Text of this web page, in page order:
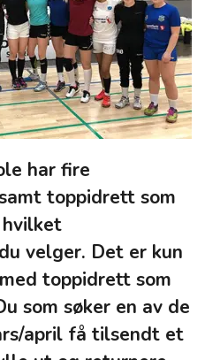
har fire
toppidrett som
hvilket
velger. Det er kun
toppidrett som
som søker en av de
april få tilsendt et